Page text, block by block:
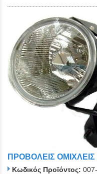
ΠΡΟΒΟΛΕΙΣ ΟΜΙΧΛΕΙΣ
Κωδικός Προϊόντος: